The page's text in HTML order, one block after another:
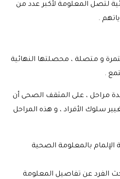
لتصل المعلومة لأكبر عدد من
.
و متصلة ، محصلتها النهائية
.
مراحل ، على المثقف الصحى أن
سلوك الأفراد ، و هذه المراحل
بالمعلومة الصحية
الفرد عن تفاصيل المعلومة